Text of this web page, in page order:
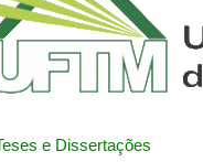
e Dissertações